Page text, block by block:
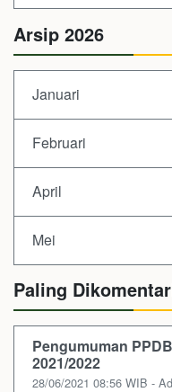
Arsip 2026
Januari
Februari
April
Mei
Paling
Pengumuman
2021/2022
28/06/2021 08:56 WIB -